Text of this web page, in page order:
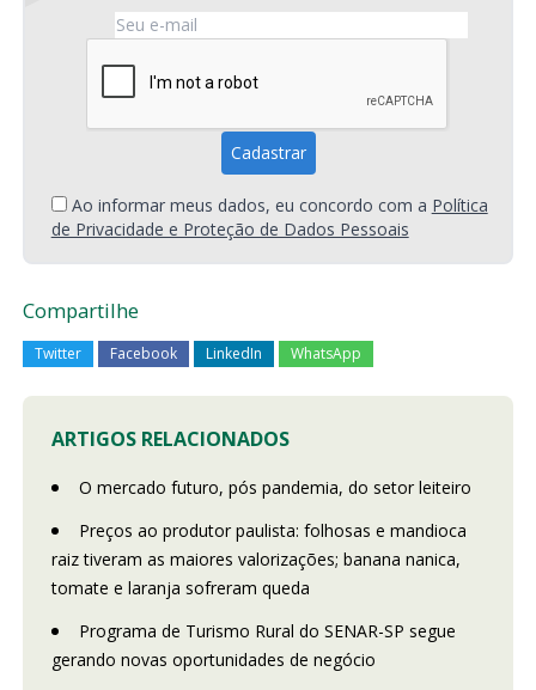
Ao informar meus dados, eu concordo com a Política
de Privacidade e Proteção de Dados Pessoais
Compartilhe
Twitter Facebook LinkedIn WhatsApp
ARTIGOS RELACIONADOS
O mercado futuro, pós pandemia, do setor leiteiro
Preços ao produtor paulista: folhosas e mandioca
raiz tiveram as maiores valorizações; banana nanica,
tomate e laranja sofreram queda
Programa de Turismo Rural do SENAR-SP segue
gerando novas oportunidades de negócio